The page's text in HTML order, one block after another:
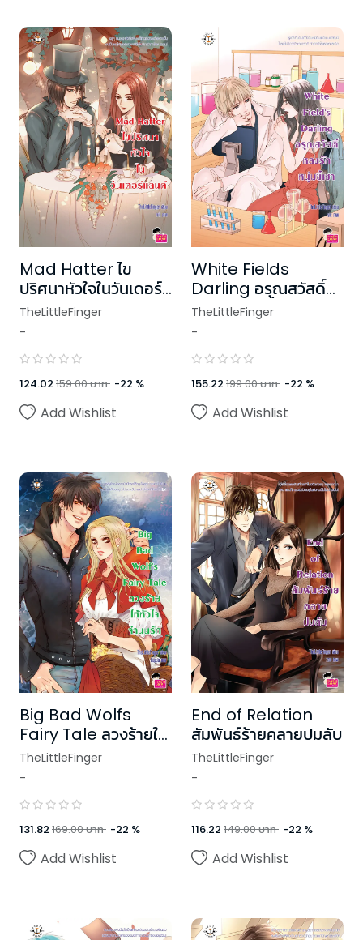
Mad Hatter ไข
ปริศนาหัวใจในวันเดอร์
แลนด์
TheLittleFinger
-
124.02 159.00บาท -22 %
Add Wishlist
White Fields
Darling อรุณสวัสดิ์
หลงรักหนุ่มขี้เซา
TheLittleFinger
-
155.22 199.00บาท -22 %
Add Wishlist
Big Bad Wolfs
Fairy Tale ลวงร้ายให้
หัวใจจำนนรัก
TheLittleFinger
-
131.82 169.00บาท -22 %
Add Wishlist
End of Relation
สัมพันธ์ร้ายคลายปมลับ
TheLittleFinger
-
116.22 149.00บาท -22 %
Add Wishlist